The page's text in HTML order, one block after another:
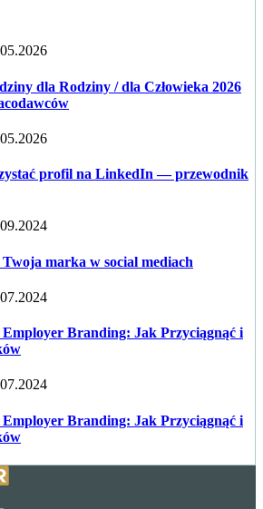
dla Rodziny / dla Człowieka 2026
profil na LinkedIn — przewodnik
marka w social mediach
Branding: Jak Przyciągnąć i
Branding: Jak Przyciągnąć i